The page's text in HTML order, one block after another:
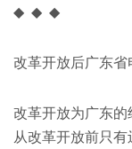
◆ ◆ ◆
改革开放后广东
改革开放为广东
从改革开放前只